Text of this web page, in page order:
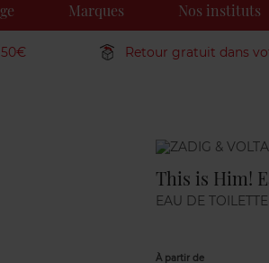
Marques Nos instituts
Retour gratuit dans
Marque
This is Him!
EAU DE TOILETTE
À partir de